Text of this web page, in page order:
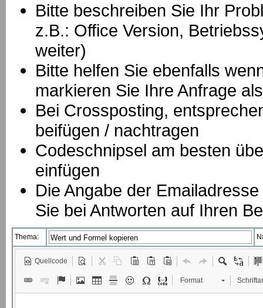
Bitte beschreiben Sie Ihr
z.B.: Office Version,
weiter)
Bitte helfen Sie ebenfalls
markieren Sie Ihre Anfrage
Bei Crossposting,
beifügen / nachtragen
Codeschnipsel am besten
einfügen
Die Angabe der
Sie bei Antworten auf Ihren
Thema:
Quellcode
Format